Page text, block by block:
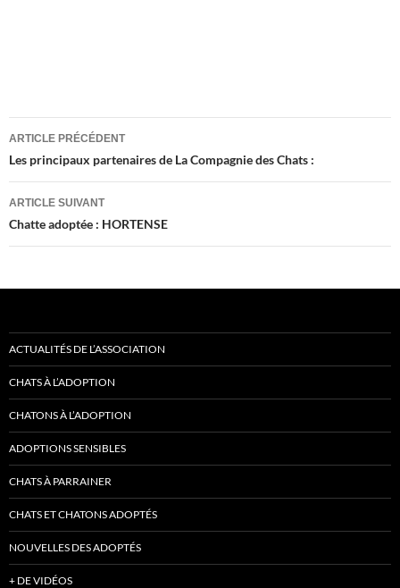
Navigation
des
articles
ARTICLE PRÉCÉDENT
Les principaux partenaires de La Compagnie des Chats :
ARTICLE SUIVANT
Chatte adoptée : HORTENSE
ACTUALITÉS DE L’ASSOCIATION
CHATS À L’ADOPTION
CHATONS À L’ADOPTION
ADOPTIONS SENSIBLES
CHATS À PARRAINER
CHATS ET CHATONS ADOPTÉS
NOUVELLES DES ADOPTÉS
+ DE VIDÉOS